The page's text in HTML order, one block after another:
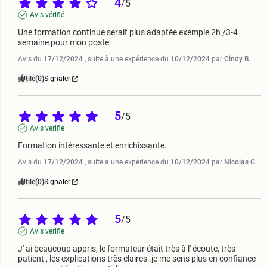
/5
Avis vérifié
Une formation continue serait plus adaptée exemple 2h /3-4
semaine pour mon poste
Avis du 17/12/2024 , suite à une expérience du 10/12/2024 par Cindy B.
Utile(0)Signaler
5/5
Avis vérifié
Formation intéressante et enrichissante.
Avis du 17/12/2024 , suite à une expérience du 10/12/2024 par Nicolas G.
Utile(0)Signaler
5/5
Avis vérifié
J' ai beaucoup appris, le formateur était très à l' écoute, très
patient , les explications très claires .je me sens plus en confiance